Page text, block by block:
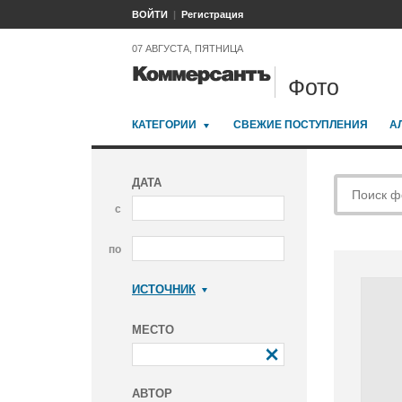
ВОЙТИ Регистрация
07 АВГУСТА, ПЯТНИЦА
Фото
КАТЕГОРИИ СВЕЖИЕ ПОСТУПЛЕНИЯ
ДАТА
с
по
ИСТОЧНИК
МЕСТО
АВТОР